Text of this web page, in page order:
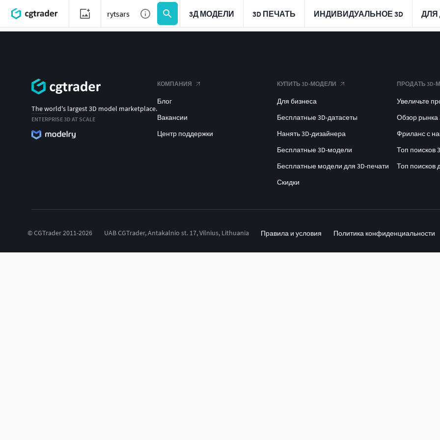
3Д МОДЕЛИ 3D ПЕЧАТЬ ИНДИВИДУАЛЬНОЕ 3D ДЛЯ
The world's largest 3D model marketplace.
ENTERPRISE 3D AT SCALE
КОМПАНИЯ
Блог
Вакансии
Центр поддержки
КУПИТЬ 3D-МОДЕЛИ
Для бизнеса
Бесплатные 3D-датасеты
Нанять 3D-дизайнера
Бесплатные 3D-модели
Бесплатные модели для 3D-печати
Скидки
ПРОДАТЬ 3D-
Увеличьте
Обзор рынка
Фриланс с
Топ поисков
Топ поисков
© CGTrader 2011-2026 UAB CGTrader, Antakalnio st. 17, Vilnius, Lithuania Правила и условия Политика конфиденциальности